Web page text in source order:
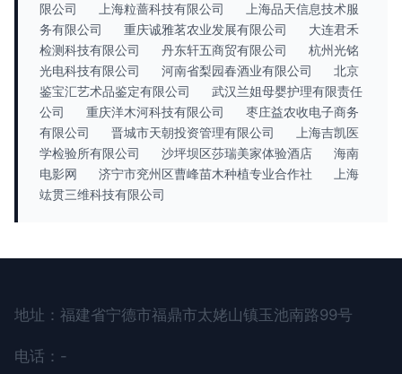
限公司
上海粒蔷科技有限公司
上海品天信息技术服
务有限公司
重庆诚雅茗农业发展有限公司
大连君禾
检测科技有限公司
丹东轩五商贸有限公司
杭州光铭
光电科技有限公司
河南省梨园春酒业有限公司
北京
鉴宝汇艺术品鉴定有限公司
武汉兰姐母婴护理有限责任
公司
重庆洋木河科技有限公司
枣庄益农收电子商务
有限公司
晋城市天朝投资管理有限公司
上海吉凯医
学检验所有限公司
沙坪坝区莎瑞美家体验酒店
海南
电影网
济宁市兖州区曹峰苗木种植专业合作社
上海
竑贯三维科技有限公司
地址：福建省宁德市福鼎市太姥山镇玉池南路99号
电话：-